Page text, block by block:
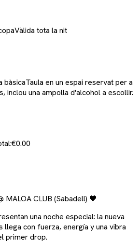
Vàlida tota la nit
bàsicaTaula en un espai reservat per a
inclou una ampolla d'alcohol a escollir.
€0.00
MALOA CLUB (Sabadell) 🖤
una noche especial: la nueva
llega con fuerza, energía y una vibra
primer drop.